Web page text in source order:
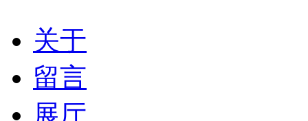
关于
留言
展厅